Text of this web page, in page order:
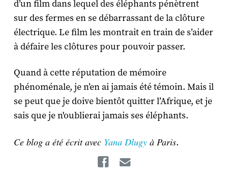
d’un film dans lequel des éléphants pénètrent
sur des fermes en se débarrassant de la clôture
électrique. Le film les montrait en train de s’aider
à défaire les clôtures pour pouvoir passer.
Quand à cette réputation de mémoire
phénoménale, je n’en ai jamais été témoin. Mais il
se peut que je doive bientôt quitter l’Afrique, et je
sais que je n'oublierai jamais ses éléphants.
Ce blog a été écrit avec Yana Dlugyà Paris.
Facebook